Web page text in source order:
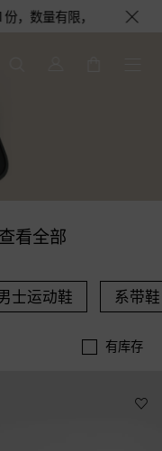
限，赠完即止。即刻
查看全部
士运动鞋 系带鞋
有库存